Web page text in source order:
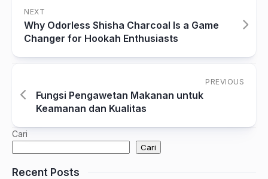
NEXT
Why Odorless Shisha Charcoal Is a Game
Changer for Hookah Enthusiasts
PREVIOUS
Fungsi Pengawetan Makanan untuk
Keamanan dan Kualitas
Cari
Cari
Recent Posts